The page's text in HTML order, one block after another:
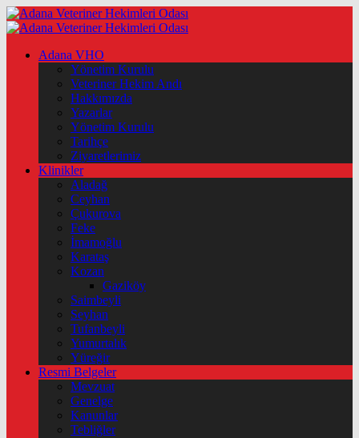
Adana VHO
Yönetim Kurulu
Veteriner Hekim Andı
Hakkımızda
Yazarlar
Yönetim Kurulu
Tarihçe
Ziyaretlerimiz
Klinikler
Aladağ
Ceyhan
Çukurova
Feke
İmamoğlu
Karataş
Kozan
Gaziköy
Saimbeyli
Seyhan
Tufanbeyli
Yumurtalık
Yüreğir
Resmi Belgeler
Mevzuat
Genelge
Kanunlar
Tebliğler